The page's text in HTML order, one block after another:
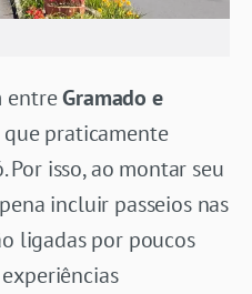
entreGramado e
que praticamente
isso, ao montar seu
incluir passeios nas
ligadas por poucos